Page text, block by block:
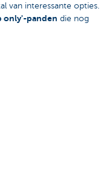
van interessante opties.
only'-panden die nog